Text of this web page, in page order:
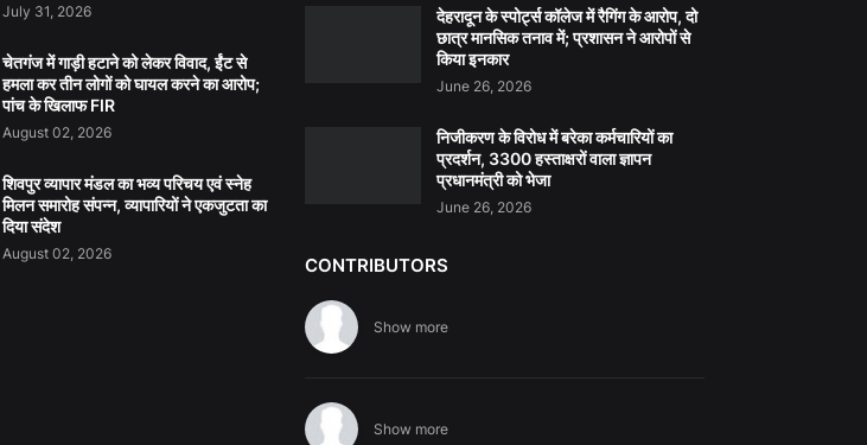
July 31, 2026
चेतगंज में गाड़ी हटाने को लेकर विवाद, ईंट से
हमला कर तीन लोगों को घायल करने का आरोप;
पांच के खिलाफ FIR
August 02, 2026
शिवपुर व्यापार मंडल का भव्य परिचय एवं स्नेह
मिलन समारोह संपन्न, व्यापारियों ने एकजुटता का
दिया संदेश
August 02, 2026
देहरादून के स्पोर्ट्स कॉलेज में रैगिंग के आरोप, दो
छात्र मानसिक तनाव में; प्रशासन ने आरोपों से
किया इनकार
June 26, 2026
निजीकरण के विरोध में बरेका कर्मचारियों का
प्रदर्शन, 3300 हस्ताक्षरों वाला ज्ञापन
प्रधानमंत्री को भेजा
June 26, 2026
CONTRIBUTORS
Show more
Show more